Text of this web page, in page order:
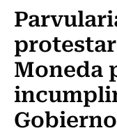
Moneda
Gobierno